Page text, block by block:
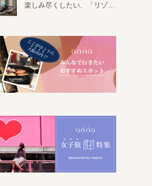
楽しみ尽くしたい、「リゾ…